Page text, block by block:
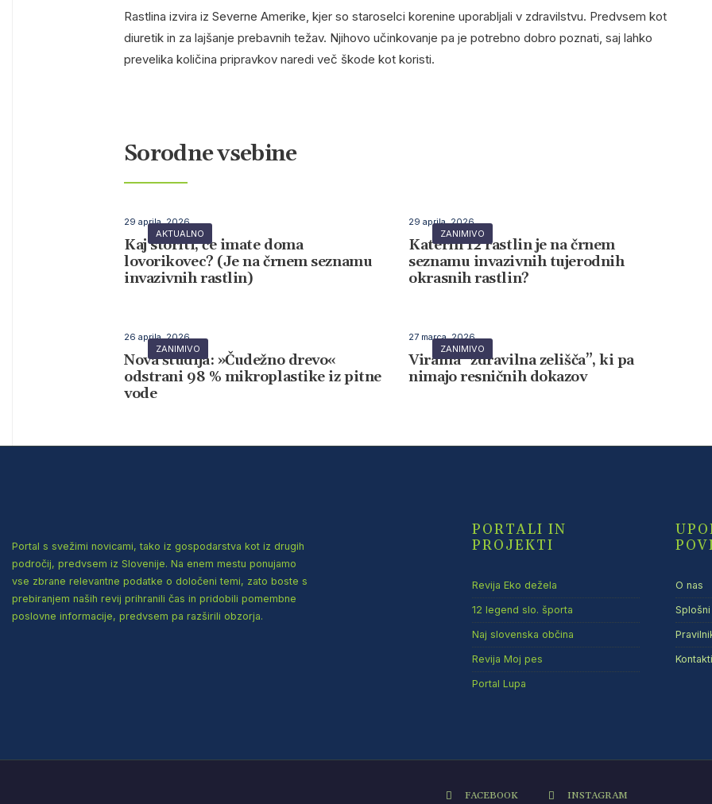
Rastlina izvira iz Severne Amerike, kjer so staroselci korenine uporabljali v zdravilstvu. Predvsem kot
diuretik in za lajšanje prebavnih težav. Njihovo učinkovanje pa je potrebno dobro poznati, saj lahko
prevelika količina pripravkov naredi več škode kot koristi.
Sorodne vsebine
AKTUALNO
29 aprila, 2026
Kaj storiti, če imate doma
lovorikovec? (Je na črnem seznamu
invazivnih rastlin)
ZANIMIVO
29 aprila, 2026
Katerih 12 rastlin je na črnem
seznamu invazivnih tujerodnih
okrasnih rastlin?
ZANIMIVO
26 aprila, 2026
Nova študija: »Čudežno drevo«
odstrani 98 % mikroplastike iz pitne
vode
ZANIMIVO
27 marca, 2026
Viralna “zdravilna zelišča”, ki pa
nimajo resničnih dokazov
Portal s svežimi novicami, tako iz gospodarstva kot iz drugih
področij, predvsem iz Slovenije. Na enem mestu ponujamo
vse zbrane relevantne podatke o določeni temi, zato boste s
prebiranjem naših revij prihranili čas in pridobili pomembne
poslovne informacije, predvsem pa razširili obzorja.
PORTALI IN
PROJEKTI
Revija Eko dežela
12 legend slo. športa
Naj slovenska občina
Revija Moj pes
Portal Lupa
O nas
FACEBOOK INSTAGRAM